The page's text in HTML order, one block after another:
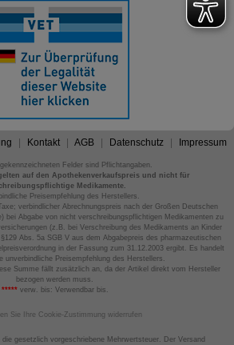
Kontakt AGB Datenschutz Impressum
gekennzeichneten Felder sind Pflichtangaben.
auf den Apothekenverkaufspreis und nicht für
Medikamente.
Preisempfehlung des Herstellers.
verbindlicher Abrechnungspreis nach der Großen Deutschen
bei Abgabe von nicht verschreibungspflichtigen Medikamenten zu
(z.B. bei Verschreibung des Medikaments an Kinder
Abs. 5a SGB V aus dem Abgabepreis des pharmazeutischen
in der Fassung zum 31.12.2003 ergibt. Es handelt
unverbindliche Preisempfehlung des Herstellers.
Summe fällt zusätzlich an, da der Artikel direkt vom Hersteller
bezogen werden muss.
*****verw. bis: Verwendbar bis.
Sie Ihre Cookie-Zustimmung widerrufen
die gesetzlich vorgeschriebene Mehrwertsteuer. Der Versand